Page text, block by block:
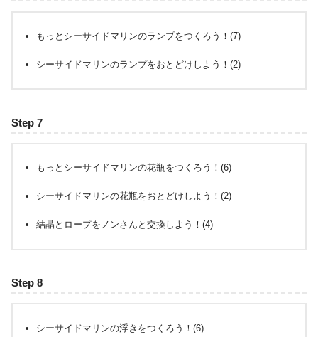
もっとシーサイドマリンのランプをつくろう！(7)
シーサイドマリンのランプをおとどけしよう！(2)
Step 7
もっとシーサイドマリンの花瓶をつくろう！(6)
シーサイドマリンの花瓶をおとどけしよう！(2)
結晶とロープをノンさんと交換しよう！(4)
Step 8
シーサイドマリンの浮きをつくろう！(6)